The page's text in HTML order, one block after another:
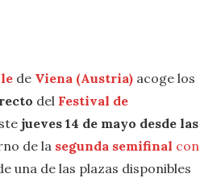
de Viena (Austria) acoge los
del Festival de
jueves 14 de mayo desde las
de la segunda semifinal con
una de las plazas disponibles